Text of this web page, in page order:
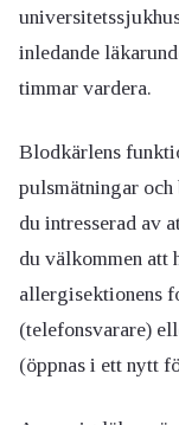
inledande
timmar vardera.
Blodkärlens
pulsmätningar
du intresserad av
du välkommen
allergisektionens
(telefonsvarare)
(öppnas i ett nytt